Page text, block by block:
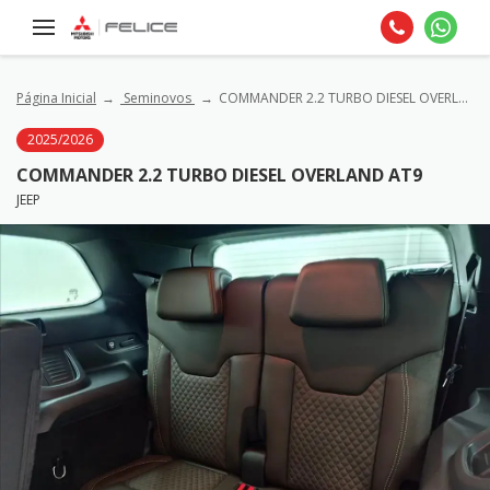
Página Inicial Seminovos COMMANDER 2.2 TURBO DIESEL OVERLAND AT9
2025/2026
COMMANDER 2.2 TURBO DIESEL OVERLAND AT9
JEEP